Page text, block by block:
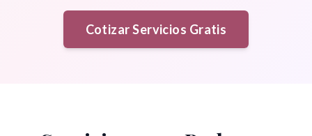
Cotizar Servicios Gratis